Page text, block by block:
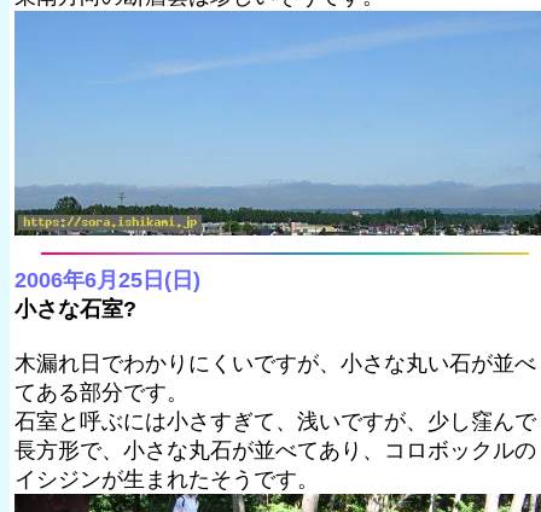
2006年6月25日(日)
小さな石室?
木漏れ日でわかりにくいですが、小さな丸い石が並べ
てある部分です。
石室と呼ぶには小さすぎて、浅いですが、少し窪んで
長方形で、小さな丸石が並べてあり、コロボックルの
イシジンが生まれたそうです。